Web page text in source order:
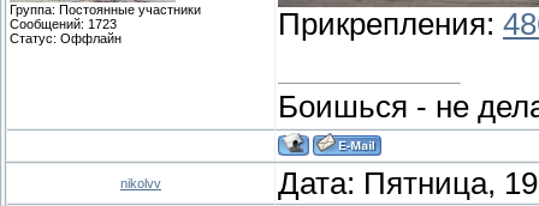
Группа: Постоянные участники
Сообщений: 1723
Статус: Оффлайн Прикрепления:
Боишься - не
nikolvv Дата: Пятница,